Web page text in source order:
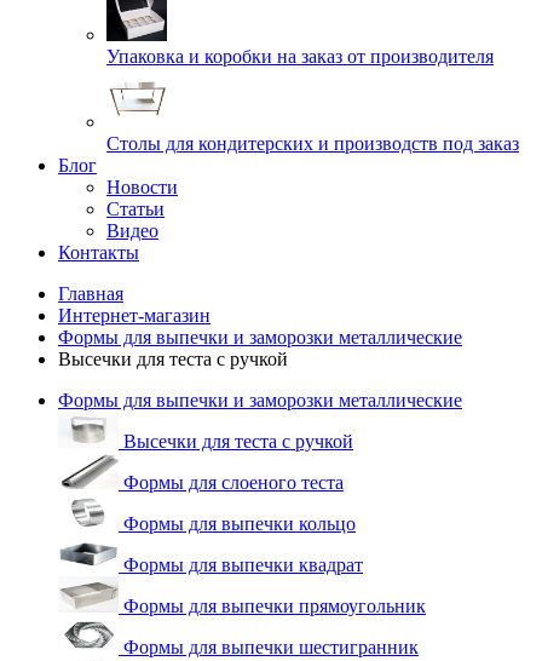
Упаковка и коробки на заказ от производителя
Cтолы для кондитерских и производств под заказ
Блог
Новости
Статьи
Видео
Контакты
Главная
Интернет-магазин
Формы для выпечки и заморозки металлические
Высечки для теста с ручкой
Формы для выпечки и заморозки металлические
Высечки для теста с ручкой
Формы для слоеного теста
Формы для выпечки кольцо
Формы для выпечки квадрат
Формы для выпечки прямоугольник
Формы для выпечки шестигранник